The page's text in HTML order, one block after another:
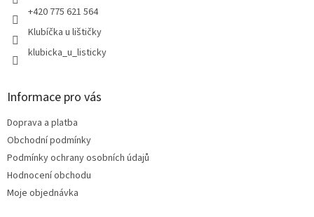
+420 775 621 564
Klubíčka u lištičky
klubicka_u_listicky
Informace pro vás
Doprava a platba
Obchodní podmínky
Podmínky ochrany osobních údajů
Hodnocení obchodu
Moje objednávka